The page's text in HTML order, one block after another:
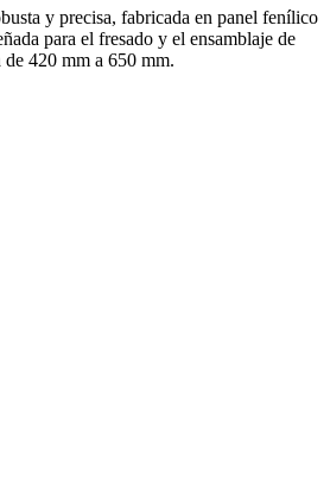
y precisa, fabricada en panel fenílico
para el fresado y el ensamblaje de
de 420 mm a 650 mm.